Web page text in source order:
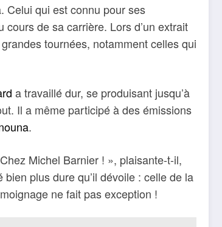
Celui qui est connu pour ses
de sa carrière. Lors d’un extrait
tournées, notamment celles qui
a travaillé dur, se produisant jusqu’à
Il a même participé à des émissions
.
Michel Barnier ! », plaisante-t-il,
plus dure qu’il dévoile : celle de la
ne fait pas exception !